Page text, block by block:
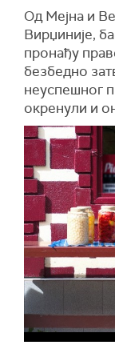
Од Мејна и
Вирџиније,
пронађу
безбедно
неуспешног
окренули и